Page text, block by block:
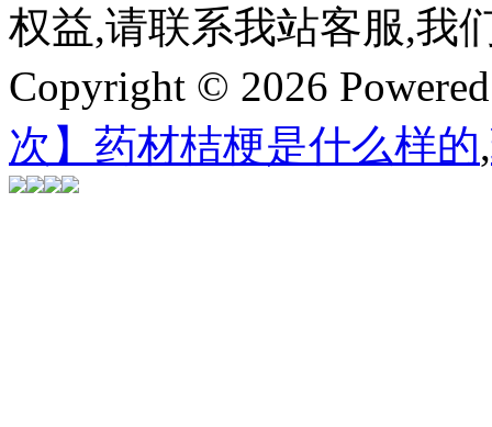
权益,请联系我站客服,我
Copyright © 2026
次】药材桔梗是什么样的,